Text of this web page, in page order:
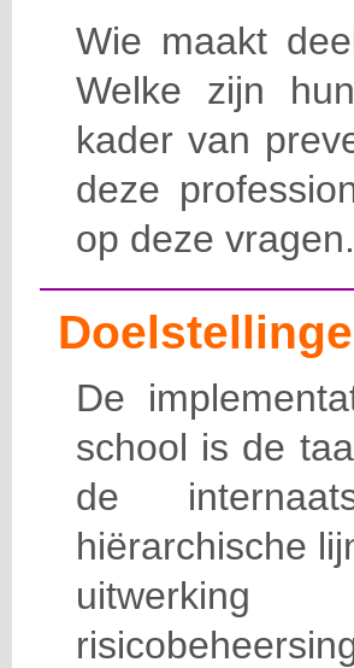
Wie maakt
Welke zijn
kader van
deze
op deze vragen.
De
school is de
de
hiërarchische